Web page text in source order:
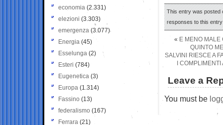
This entry was posted
responses to this
« E MENO MALE
QUINTO
SALVINI RIESCE A
I
Leave a
You must be
economia (2.331)
elezioni (3.303)
emergenza (3.077)
Energia (45)
Esselunga (2)
Esteri (784)
Eugenetica (3)
Europa (1.314)
Fassino (13)
federalismo (167)
Ferrara (21)